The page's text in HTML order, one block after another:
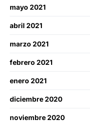
mayo 2021
abril 2021
marzo 2021
febrero 2021
enero 2021
diciembre 2020
noviembre 2020